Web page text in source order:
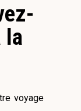
la
voyage